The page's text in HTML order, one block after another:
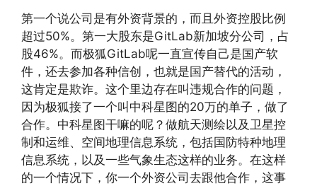
第一个说公司是有外资背景的，而且外资控股比例
超过50%。第一大股东是GitLab新加坡分公司，占
股46%。而极狐GitLab呢一直宣传自己是国产软
件，还去参加各种信创，也就是国产替代的活动，
这肯定是欺诈。这个里边存在叫违规合作的问题，
因为极狐接了一个叫中科星图的20万的单子，做了
合作。中科星图干嘛的呢？做航天测绘以及卫星控
制和运维、空间地理信息系统，包括国防特种地理
信息系统，以及一些气象生态这样的业务。在这样
的一个情况下，你一个外资公司去跟他合作，这事